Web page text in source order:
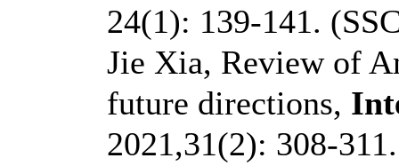
24(1): 139-141.
Jie Xia, Review of
future directions,
2021,31(2): 308-